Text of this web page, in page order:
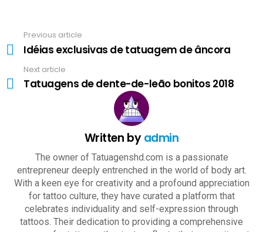
more
Previous article
Idéias exclusivas de tatuagem de âncora
Next article
Tatuagens de dente-de-leão bonitos 2018
Written byadmin
The owner of Tatuagenshd.com is a passionate
entrepreneur deeply entrenched in the world of body art.
With a keen eye for creativity and a profound appreciation
for tattoo culture, they have curated a platform that
celebrates individuality and self-expression through
tattoos. Their dedication to providing a comprehensive